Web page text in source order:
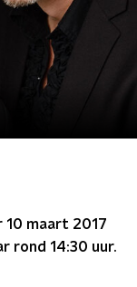
10 maart 2017
rond 14:30 uur.